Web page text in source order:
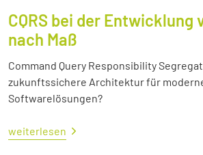
CQRS bei der Entwicklung
nach Maß
Command Query Responsibility
zukunftssichere Architektur für
Softwarelösungen?
weiterlesen